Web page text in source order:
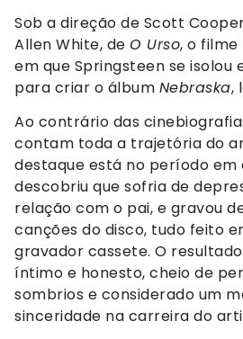
Sob a direção de Scott
Allen White, de O Urso, o
em que Springsteen se isolou
para criar o álbum Nebraska,
Ao contrário das
contam toda a trajetória do
destaque está no período em
descobriu que sofria de
relação com o pai, e gravou
canções do disco, tudo feito
gravador cassete. O
íntimo e honesto, cheio de
sombrios e considerado um
sinceridade na carreira do